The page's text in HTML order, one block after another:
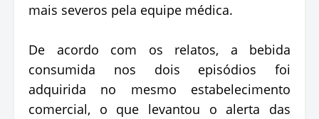
mais severos pela equipe médica.
De acordo com os relatos, a bebida
consumida nos dois episódios foi
adquirida no mesmo estabelecimento
comercial, o que levantou o alerta das